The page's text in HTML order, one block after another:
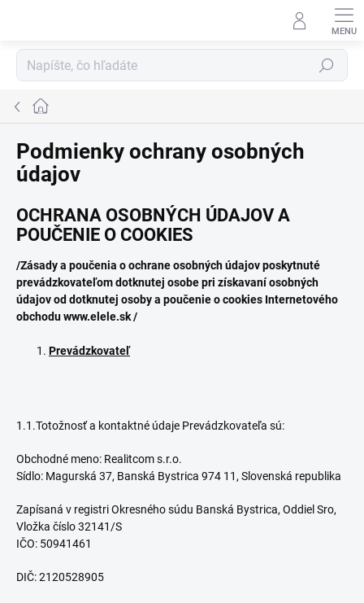
Hľadať
Domov
Podmienky ochrany osobných
údajov
OCHRANA OSOBNÝCH ÚDAJOV A
POUČENIE O COOKIES
/Zásady a poučenia o ochrane osobných údajovposkytnuté
prevádzkovateľom dotknutej osobe pri získavaní osobných
údajov od dotknutej osoby a poučenie o cookies Internetového
obchodu www.elele.sk /
Prevádzkovateľ
1.1.Totožnosť a kontaktné údaje Prevádzkovateľa sú:
Obchodné meno: Realitcom s.r.o.
Sídlo: Magurská 37, Banská Bystrica 974 11, Slovenská republika
Zapísaná v registri Okresného súdu Banská Bystrica, Oddiel Sro,
Vložka číslo 32141/S
IČO: 50941461
DIČ: 2120528905